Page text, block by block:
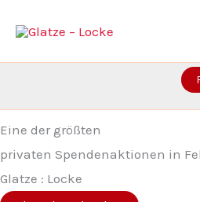
Inhalt
springen
Eine der größten
privaten Spendenaktionen in
Glatze : Locke